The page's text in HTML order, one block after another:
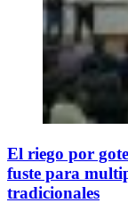
El riego por
fuste para
tradicionales